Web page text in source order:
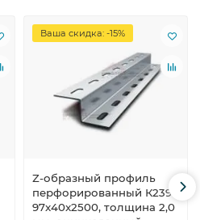
Ваша скидка: -15%
Z-образный профиль
перфорированный К239
97x40x2500, толщина 2,0